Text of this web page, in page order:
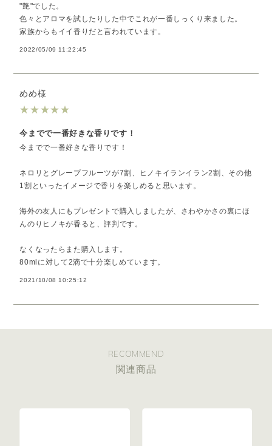
"艶"でした。
色々とアロマを試したりした中でこれが一番しっくり来ました。
家族からもイイ香りだと言われています。
2022/05/09 11:22:45
めめ様
★★★★★
今までで一番好きな香りです！
今までで一番好きな香りです！
ネロリとグレープフルーツが7割、ヒノキイランイラン2割、その他
1割といったイメージで香りを楽しめると思います。
海外の友人にもプレゼントで購入しましたが、さわやかさの裏にほ
んのりヒノキが香ると、評判です。
なくなったらまた購入します。
80mlに対して2滴で十分楽しめています。
2021/10/08 10:25:12
RECOMMEND
関連商品